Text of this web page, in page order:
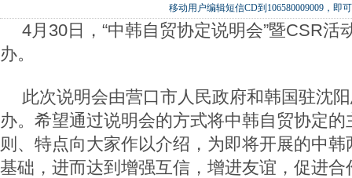
移动用户编辑短信CD到106580009009，即
4月30日，“中韩自贸协定说明会”暨CSR活
办。
此次说明会由营口市人民政府和韩国驻沈
办。希望通过说明会的方式将中韩自贸协定
则、特点向大家作以介绍，为即将开展的中
基础，进而达到增强互信，增进友谊，促进